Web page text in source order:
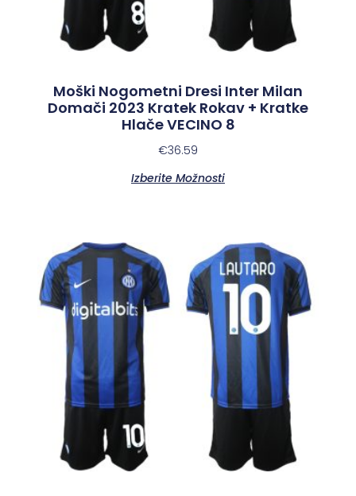
Moški Nogometni Dresi Inter Milan
Domači 2023 Kratek Rokav + Kratke
Hlače VECINO 8
€36.59
Izberite Možnosti